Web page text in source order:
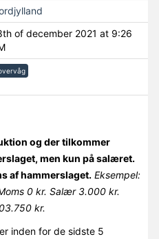
of december 2021 at 9:26
og der tilkommer
men kun på salæret.
af hammerslaget. Eksempel:
0 kr. Salær 3.000 kr.
kr.
inden for de sidste 5